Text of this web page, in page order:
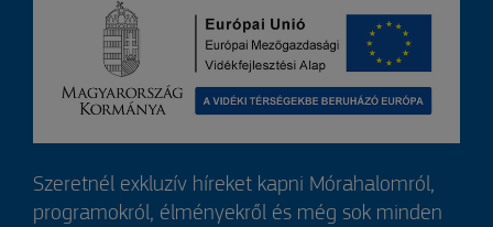
Szeretnél exkluzív híreket kapni Mórahalomról,
programokról, élményekről és még sok minden